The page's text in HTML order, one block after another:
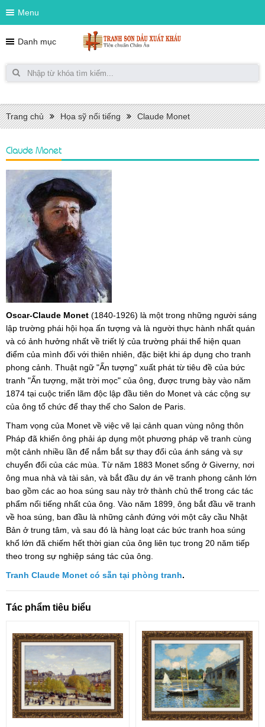
Menu
Danh mục
Trang chủ Họa sỹ nổi tiếng Claude Monet
Claude Monet
Oscar-Claude Monet (1840-1926) là một trong những người sáng
lập trường phái hội họa ấn tượng và là người thực hành nhất quán
và có ảnh hưởng nhất về triết lý của trường phái thể hiện quan
điểm của mình đối với thiên nhiên, đặc biệt khi áp dụng cho tranh
phong cảnh. Thuật ngữ "Ấn tượng" xuất phát từ tiêu đề của bức
tranh "Ấn tượng, mặt trời mọc" của ông, được trưng bày vào năm
1874 tại cuộc triển lãm độc lập đầu tiên do Monet và các cộng sự
của ông tổ chức để thay thế cho Salon de Paris.
Tham vọng của Monet về việc vẽ lại cảnh quan vùng nông thôn
Pháp đã khiến ông phải áp dụng một phương pháp vẽ tranh cùng
một cảnh nhiều lần để nắm bắt sự thay đổi của ánh sáng và sự
chuyển đổi của các mùa. Từ năm 1883 Monet sống ở Giverny, nơi
ông mua nhà và tài sản, và bắt đầu dự án vẽ tranh phong cảnh lớn
bao gồm các ao hoa súng sau này trở thành chủ thể trong các tác
phẩm nổi tiếng nhất của ông. Vào năm 1899, ông bắt đầu vẽ tranh
về hoa súng, ban đầu là những cảnh đứng với một cây cầu Nhật
Bản ở trung tâm, và sau đó là hàng loạt các bức tranh hoa súng
khổ lớn đã chiếm hết thời gian của ông liên tục trong 20 năm tiếp
theo trong sự nghiệp sáng tác của ông.
Tranh Claude Monet có sẵn tại phòng tranh.
Tác phẩm tiêu biểu